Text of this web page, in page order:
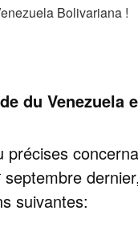
Bolivariana !
du Venezuela
septembre
suivantes: